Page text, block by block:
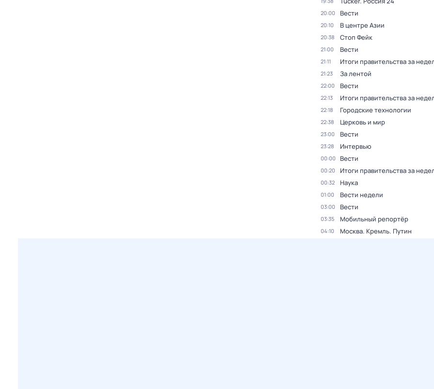
20:00 Вести
20:10 В центре Азии
20:38 Стоп Фейк
21:00 Вести
21:11 Итоги правительства за
21:23 За лентой
22:00 Вести
22:13 Итоги правительства за
22:18 Городские технологии
22:38 Церковь и мир
23:00 Вести
23:28 Интервью
00:00 Вести
00:20 Итоги правительства за
00:32 Наука
01:00 Вести недели
03:00 Вести
03:35 Мобильный репортёр
04:10 Москва. Кремль. Путин